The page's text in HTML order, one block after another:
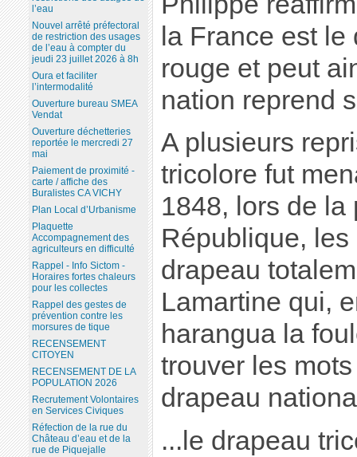
la France est
rouge et peut
nation reprend
A plusieurs
tricolore fut
1848, lors de la
République,
drapeau
Lamartine qui,
harangua la
trouver les
drapeau
...le drapeau
l’eau
Nouvel arrêté préfectoral
de restriction des usages
de l’eau à compter du
jeudi 23 juillet 2026 à 8h
Oura et faciliter
l’intermodalité
Ouverture bureau SMEA
Vendat
Ouverture déchetteries
reportée le mercredi 27
mai
Paiement de proximité -
carte / affiche des
Buralistes CA VICHY
Plan Local d’Urbanisme
Plaquette
Accompagnement des
agriculteurs en difficulté
Rappel - Info Sictom -
Horaires fortes chaleurs
pour les collectes
Rappel des gestes de
prévention contre les
morsures de tique
RECENSEMENT
CITOYEN
RECENSEMENT DE LA
POPULATION 2026
Recrutement Volontaires
en Services Civiques
Réfection de la rue du
Château d’eau et de la
rue de Piquejalle